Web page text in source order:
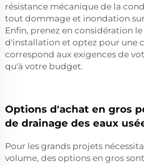
résistance mécanique de la
tout dommage et inondation
Enfin, prenez en considération
d'installation et optez pour une
correspond aux exigences de
qu'à votre budget.
Options d'achat en gros
de drainage des eaux
Pour les grands projets
volume, des options en gros